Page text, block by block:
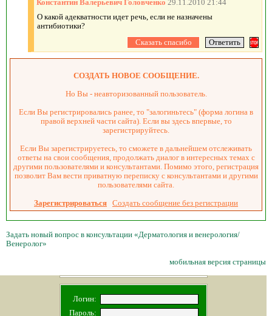
Константин Валерьевич Головченко 29.11.2010 21:44
О какой адекватности идет речь, если не назначены
антибиотики?
СОЗДАТЬ НОВОЕ СООБЩЕНИЕ.
Но Вы - неавторизованный пользователь.
Если Вы регистрировались ранее, то "залогиньтесь" (форма логина в
правой верхней части сайта). Если вы здесь впервые, то
зарегистрируйтесь.
Если Вы зарегистрируетесь, то сможете в дальнейшем отслеживать
ответы на свои сообщения, продолжать диалог в интересных темах с
другими пользователями и консультантами. Помимо этого, регистрация
позволит Вам вести приватную переписку с консультантами и другими
пользователями сайта.
Зарегистрироваться Создать сообщение без регистрации
Задать новый вопрос в консультации «Дерматология и венерология/
Венеролог»
мобильная версия страницы
Логин:
Пароль: